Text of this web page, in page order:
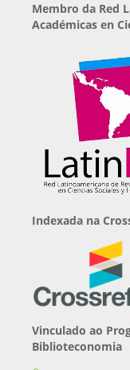
Membro da Red
Académicas en
Indexada na
Vinculado ao
Biblioteconomia